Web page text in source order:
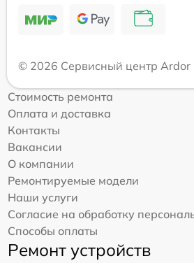
© 2026 Сервисный центр Ardor
Стоимость ремонта
Оплата и доставка
Контакты
Вакансии
О компании
Ремонтируемые модели
Наши услуги
Согласие на обработку
Способы оплаты
Ремонт устройств